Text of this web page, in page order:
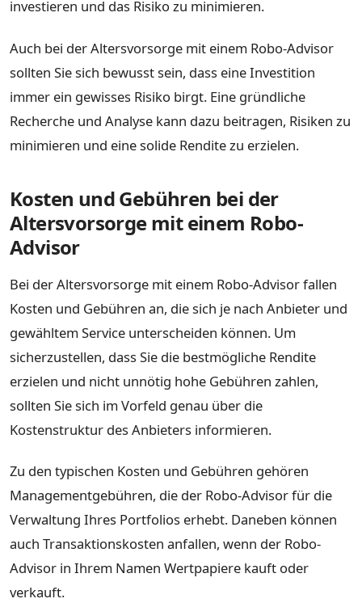
investieren und das Risiko zu minimieren.
Auch bei der Altersvorsorge mit einem Robo-Advisor
sollten Sie sich bewusst sein, dass eine Investition
immer ein gewisses Risiko birgt. Eine gründliche
Recherche und Analyse kann dazu beitragen, Risiken zu
minimieren und eine solide Rendite zu erzielen.
Kosten und Gebühren bei der
Altersvorsorge mit einem Robo-
Advisor
Bei der Altersvorsorge mit einem Robo-Advisor fallen
Kosten und Gebühren an, die sich je nach Anbieter und
gewähltem Service unterscheiden können. Um
sicherzustellen, dass Sie die bestmögliche Rendite
erzielen und nicht unnötig hohe Gebühren zahlen,
sollten Sie sich im Vorfeld genau über die
Kostenstruktur des Anbieters informieren.
Zu den typischen Kosten und Gebühren gehören
Managementgebühren, die der Robo-Advisor für die
Verwaltung Ihres Portfolios erhebt. Daneben können
auch Transaktionskosten anfallen, wenn der Robo-
Advisor in Ihrem Namen Wertpapiere kauft oder
verkauft.